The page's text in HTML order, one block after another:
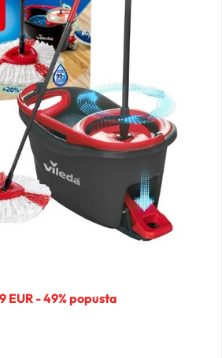
EUR - 49% popusta